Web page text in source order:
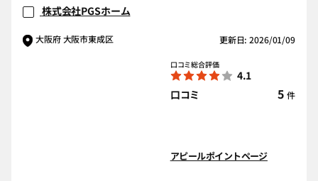
株式会社PGSホーム
大阪府 大阪市東成区 更新日: 2026/01/09
口コミ総合評価
4.1
口コミ
5 件
アピールポイントページ